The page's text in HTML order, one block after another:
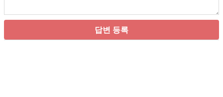
답변 등록